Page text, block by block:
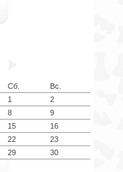
Сб.
Вс.
1
2
8
9
15
16
22
23
29
30